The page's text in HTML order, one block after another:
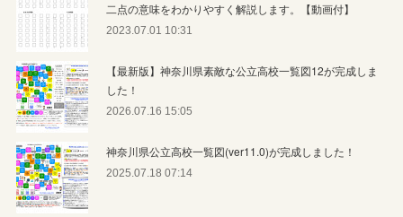
二点の意味をわかりやすく解説します。【動画付】
2023.07.01 10:31
【最新版】神奈川県素敵な公立高校一覧図12が完成しま
した！
2026.07.16 15:05
神奈川県公立高校一覧図(ver11.0)が完成しました！
2025.07.18 07:14